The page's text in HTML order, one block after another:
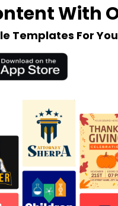
With
Templates For